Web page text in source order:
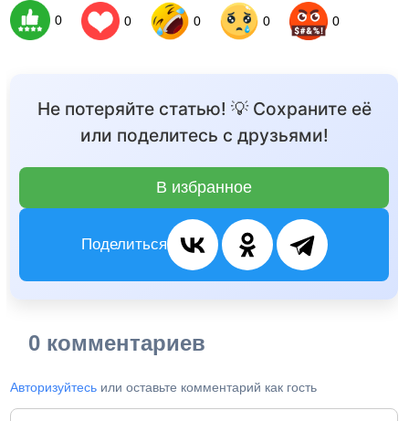
0 0 0 0 0
Не потеряйте статью! 💡 Сохраните её
или поделитесь с друзьями!
В избранное
Поделиться
0 комментариев
Авторизуйтесь или оставьте комментарий как гость